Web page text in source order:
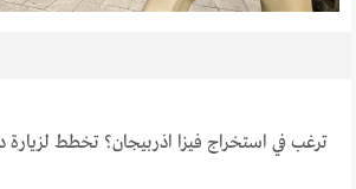
ترغب في استخراج فيزا اذربيجان؟ تخطط لزيارة